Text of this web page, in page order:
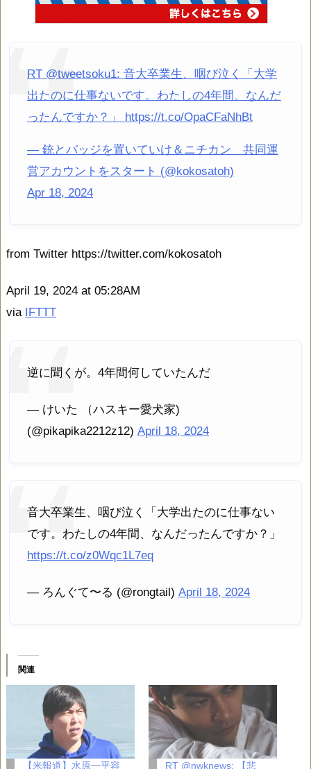
RT @tweetsoku1: 音大卒業生、咽び泣く「大学
出たのに仕事ないです。わたしの4年間、なんだ
ったんですか？」 https://t.co/OpaCFaNhBt
— 銃とバッジを置いていけ＆ニチカン 共同運
営アカウントをスタート (@kokosatoh)
Apr 18, 2024
from Twitter https://twitter.com/kokosatoh
April 19, 2024 at 05:28AM
via IFTTT
逆に聞くが。4年間何していたんだ
— けいた （ハスキー愛犬家)
(@pikapika2212z12) April 18, 2024
音大卒業生、咽び泣く「大学出たのに仕事ない
です。わたしの4年間、なんだったんですか？」
https://t.co/z0Wqc1L7eq
— ろんぐて〜る (@rongtail) April 18, 2024
関連
【米報道】水原一平容 RT @nwknews: 【悲